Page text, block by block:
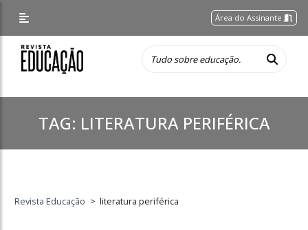
Área do Assinante
TAG: LITERATURA PERIFÉRICA
Revista Educação > literatura periférica